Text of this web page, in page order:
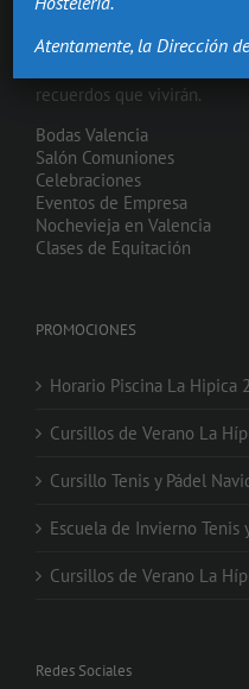
recuerdos que vivirán.
Bodas Valencia
Salón Comuniones
Celebraciones
Eventos de Empresa
Nochevieja en Valencia
Clases de Equitación
PROMOCIONES
Horario Piscina La Hipica
Cursillos de Verano La
Cursillo Tenis y Pádel
Escuela de Invierno Tenis
Cursillos de Verano La
Redes Sociales
Atentamente, la Dirección